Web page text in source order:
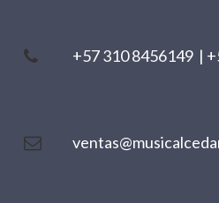
+57 310 8456149 |